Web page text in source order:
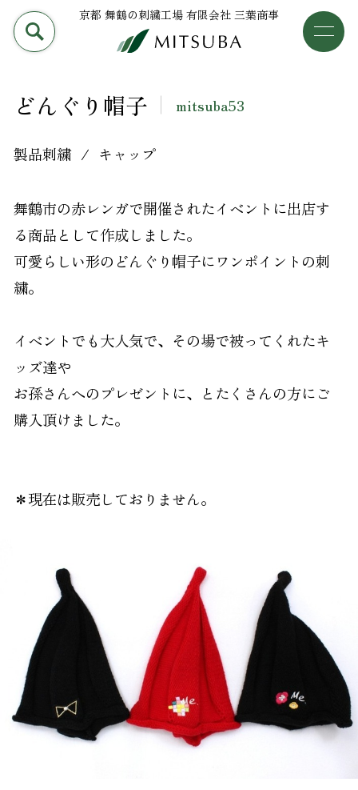
京都 舞鶴の刺繍工場 有限会社 三葉商事
三葉商事について
設備について
会社概要
オンラインショップ
個人様 企業・団体様
LINE
PRODUCT 加工事例
製品刺繍
どんぐり帽子 mitsuba53
製品刺繍 キャップ
舞鶴市の赤レンガで開催されたイベントに出店す
る商品として作成しました。
可愛らしい形のどんぐり帽子にワンポイントの刺
繍。
イベントでも大人気で、その場で被ってくれたキ
ッズ達や
お孫さんへのプレゼントに、とたくさんの方にご
購入頂けました。
＊現在は販売しておりません。